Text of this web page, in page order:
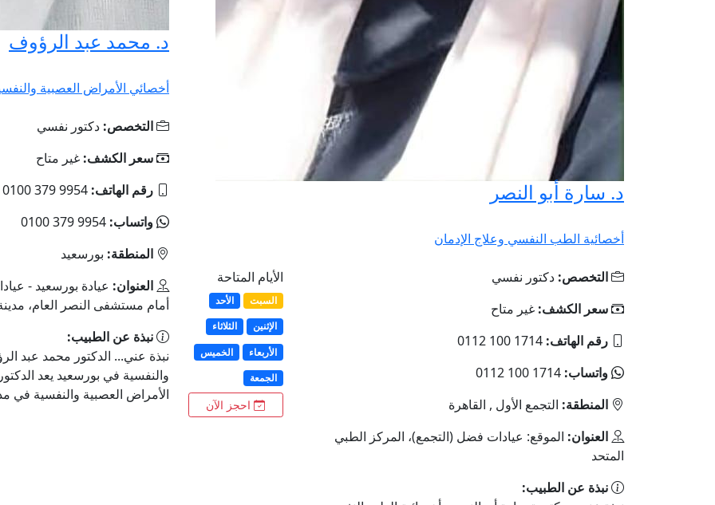
د. سارة أبو النصر
أخصائية الطب النفسي وعلاج الإدمان
التخصص: دكتور نفسي
سعر الكشف: غير متاح
رقم الهاتف: ‎0112 100 1714
واتساب: ‎0112 100 1714
المنطقة: التجمع الأول , القاهرة
العنوان: الموقع: عيادات فضل (التجمع)، المركز الطبي
المتحد
نبذة عن الطبيب:
الأيام المتاحة
السبت
الأحد
الإثنين
الثلاثاء
الأربعاء
الخميس
الجمعة
احجز الآن
د. محمد عبد الرؤوف
أخصائي الأمراض العصبية
التخصص: دكتور نفسي
سعر الكشف: غير متاح
رقم الهاتف: ‎0100 379 9954
واتساب: ‎0100 379 9954
المنطقة: بورسعيد
العنوان: عيادة بورسعيد -
أمام مستشفى النصر العام،
نبذة عن الطبيب:
نبذة عني... الدكتور محمد عبد
والنفسية في بورسعيد يعد
الأمراض العصبية والنفسية في